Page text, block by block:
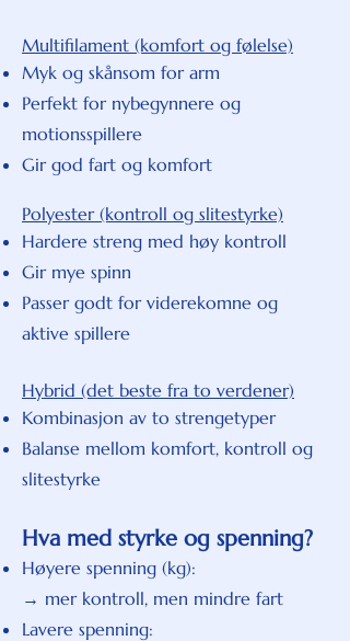
Multifilament (komfort og følelse)
Myk og skånsom for arm
Perfekt for nybegynnere og
motionsspillere
Gir god fart og komfort
Polyester (kontroll og slitestyrke)
Hardere streng med høy kontroll
Gir mye spinn
Passer godt for viderekomne og
aktive spillere
Hybrid (det beste fra to verdener)
Kombinasjon av to strengetyper
Balanse mellom komfort, kontroll og
slitestyrke
Hva med styrke og spenning?
Høyere spenning (kg):
→ mer kontroll, men mindre fart
Lavere spenning: